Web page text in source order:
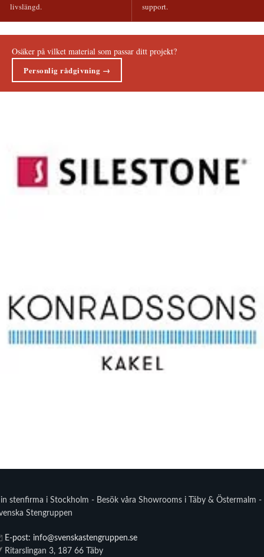
livslängd.
support.
Osäker på vilket material som passar ditt projekt?
Personlig rådgivning →
stenfirma i Stockholm - Besök våra Showrooms i Täby & Östermalm -
Stengruppen
E-post: info@svenskastengruppen.se
Ritarslingan 3, 187 66 Täby